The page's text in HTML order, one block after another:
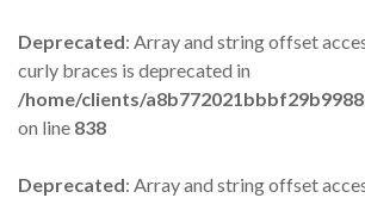
Deprecated: Array and string offset
curly braces is deprecated in
/home/clients/
on line 838
Deprecated: Array and string offset
Forgot
Forgot